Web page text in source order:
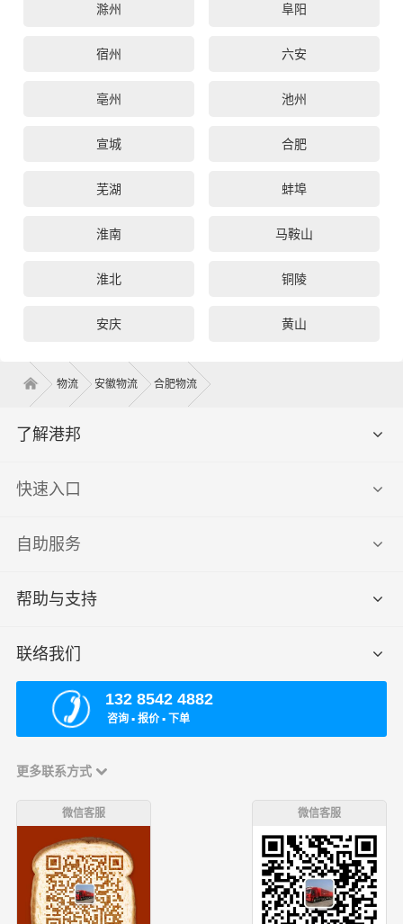
滁州 阜阳
宿州 六安
亳州 池州
宣城 合肥
芜湖 蚌埠
淮南 马鞍山
淮北 铜陵
安庆 黄山
物流 安徽物流 合肥物流
了解港邦
快速入口
自助服务
帮助与支持
联络我们
132 8542 4882
咨询 ▪ 报价 ▪ 下单
更多联系方式
微信客服 微信客服